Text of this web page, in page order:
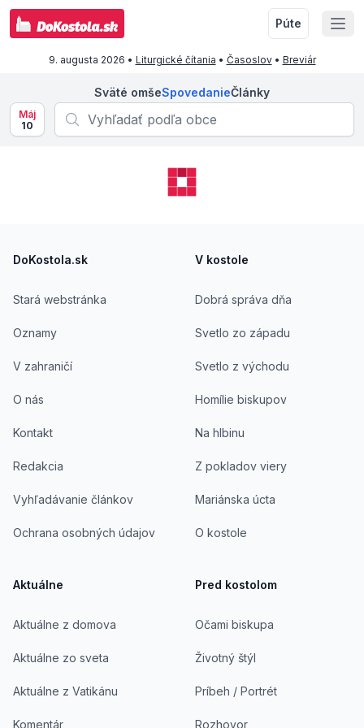
Púte
9. augusta 2026 • Liturgické čítania • Časoslov• Breviár
Sväté omšeSpovedanieČlánky
Máj
10
DoKostola.sk
Stará webstránka
Oznamy
V zahraničí
O nás
Kontakt
Redakcia
Vyhľadávanie článkov
Ochrana osobných údajov
Aktuálne
Aktuálne z domova
Aktuálne zo sveta
Aktuálne z Vatikánu
Komentár
V kostole
Dobrá správa dňa
Svetlo zo západu
Svetlo z východu
Homílie biskupov
Na hlbinu
Z pokladov viery
Mariánska úcta
O kostole
Pred kostolom
Očami biskupa
Životný štýl
Príbeh / Portrét
Rozhovor